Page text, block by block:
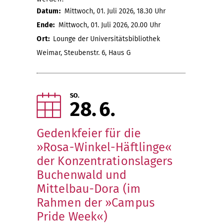
Datum: Mittwoch, 01. Juli 2026, 18.30 Uhr
Ende: Mittwoch, 01. Juli 2026, 20.00 Uhr
Ort: Lounge der Universitätsbibliothek
Weimar, Steubenstr. 6, Haus G
SO.
28 6
Gedenkfeier für die
»Rosa-Winkel-Häftlinge«
der Konzentrationslagers
Buchenwald und
Mittelbau-Dora (im
Rahmen der »Campus
Pride Week«)